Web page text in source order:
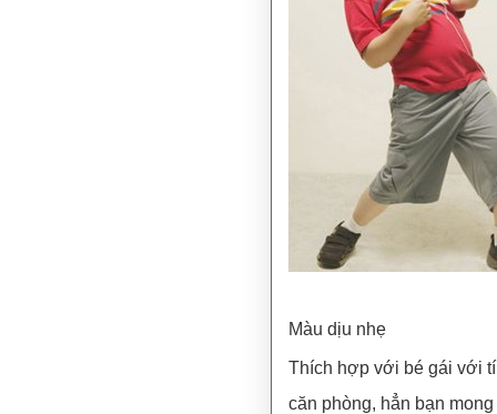
Màu dịu nhẹ
Thích hợp với bé gái với
căn phòng, hẳn bạn